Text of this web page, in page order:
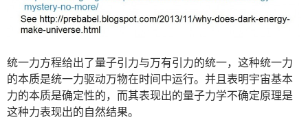
统一力方程给出了量子引力与万有引力的统一，这种统一力
的本质是统一力驱动万物在时间中运行。并且表明宇宙基本
力的本质是确定性的，而其表现出的量子力学不确定原理是
这种力表现出的自然结果。